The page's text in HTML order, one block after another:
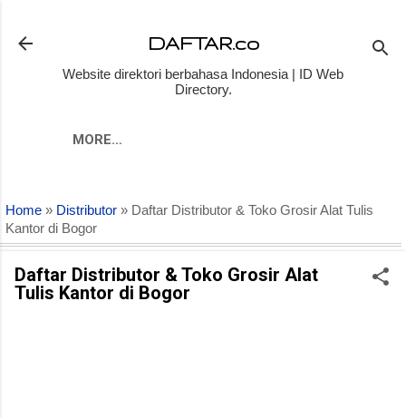
DAFTAR.co
Website direktori berbahasa Indonesia | ID Web
Directory.
MORE…
Home » Distributor » Daftar Distributor & Toko Grosir Alat Tulis
Kantor di Bogor
Daftar Distributor & Toko Grosir Alat
Tulis Kantor di Bogor